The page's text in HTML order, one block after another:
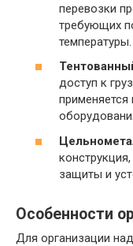
перевозки
требующих
температуры.
доступ к
применяется
защиты и
Особенности
Для организации